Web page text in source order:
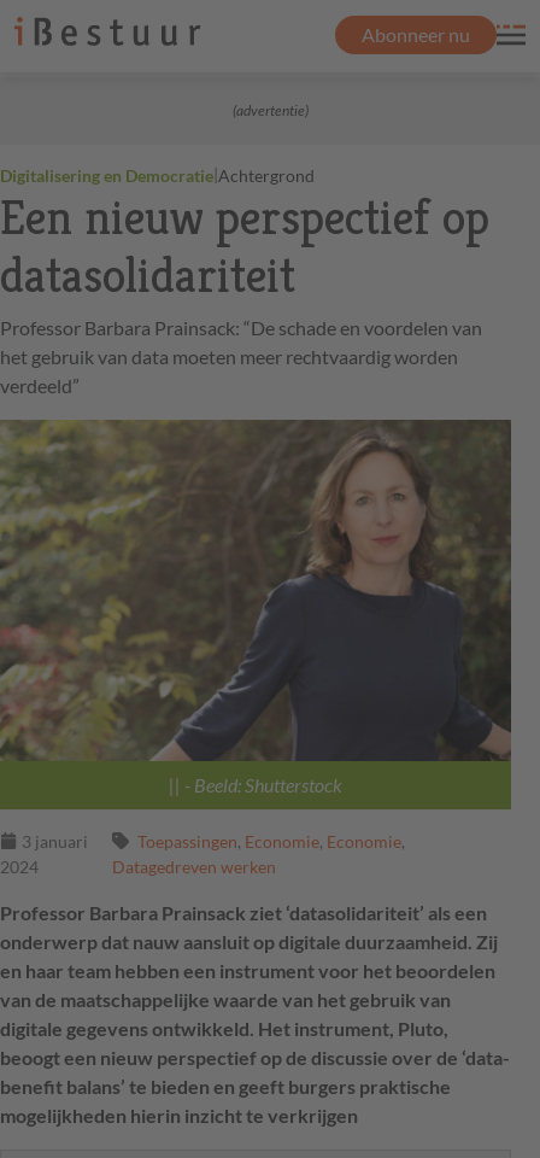
Abonneer nu
(advertentie)
Digitalisering en Democratie|Achtergrond
Een nieuw perspectief op
datasolidariteit
Professor Barbara Prainsack: “De schade en voordelen van
het gebruik van data moeten meer rechtvaardig worden
verdeeld”
|| - Beeld: Shutterstock
3 januari
2024
Toepassingen, Economie, Economie,
Datagedreven werken
Professor Barbara Prainsack ziet ‘datasolidariteit’ als een
onderwerp dat nauw aansluit op digitale duurzaamheid. Zij
en haar team hebben een instrument voor het beoordelen
van de maatschappelijke waarde van het gebruik van
digitale gegevens ontwikkeld. Het instrument, Pluto,
beoogt een nieuw perspectief op de discussie over de ‘data-
benefit balans’ te bieden en geeft burgers praktische
mogelijkheden hierin inzicht te verkrijgen